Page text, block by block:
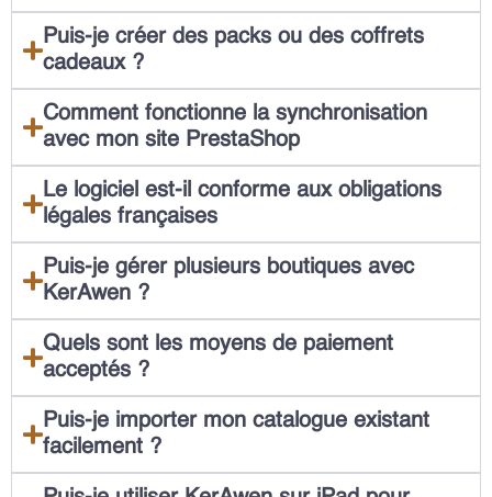
Puis-je créer des packs ou des coffrets
cadeaux ?
Comment fonctionne la synchronisation
avec mon site PrestaShop
Le logiciel est-il conforme aux obligations
légales françaises
Puis-je gérer plusieurs boutiques avec
KerAwen ?
Quels sont les moyens de paiement
acceptés ?
Puis-je importer mon catalogue existant
facilement ?